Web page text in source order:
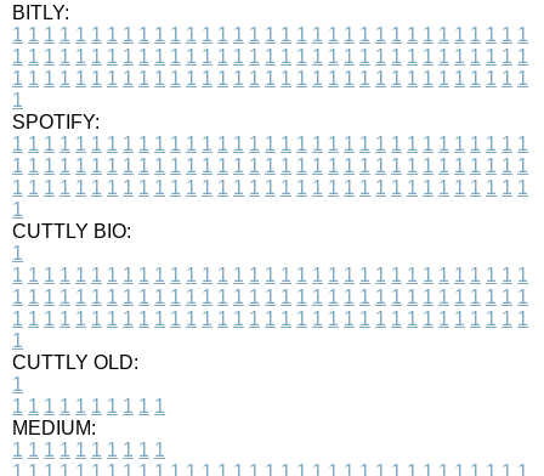
BITLY:
1 1 1 1 1 1 1 1 1 1 1 1 1 1 1 1 1 1 1 1 1 1 1 1 1 1 1 1 1 1 1 1 1
1 1 1 1 1 1 1 1 1 1 1 1 1 1 1 1 1 1 1 1 1 1 1 1 1 1 1 1 1 1 1 1 1
1 1 1 1 1 1 1 1 1 1 1 1 1 1 1 1 1 1 1 1 1 1 1 1 1 1 1 1 1 1 1 1 1
1
SPOTIFY:
1 1 1 1 1 1 1 1 1 1 1 1 1 1 1 1 1 1 1 1 1 1 1 1 1 1 1 1 1 1 1 1 1
1 1 1 1 1 1 1 1 1 1 1 1 1 1 1 1 1 1 1 1 1 1 1 1 1 1 1 1 1 1 1 1 1
1 1 1 1 1 1 1 1 1 1 1 1 1 1 1 1 1 1 1 1 1 1 1 1 1 1 1 1 1 1 1 1 1
1
CUTTLY BIO:
1
1 1 1 1 1 1 1 1 1 1 1 1 1 1 1 1 1 1 1 1 1 1 1 1 1 1 1 1 1 1 1 1 1
1 1 1 1 1 1 1 1 1 1 1 1 1 1 1 1 1 1 1 1 1 1 1 1 1 1 1 1 1 1 1 1 1
1 1 1 1 1 1 1 1 1 1 1 1 1 1 1 1 1 1 1 1 1 1 1 1 1 1 1 1 1 1 1 1 1
1
CUTTLY OLD:
1
1 1 1 1 1 1 1 1 1 1
MEDIUM:
1 1 1 1 1 1 1 1 1 1
1 1 1 1 1 1 1 1 1 1 1 1 1 1 1 1 1 1 1 1 1 1 1 1 1 1 1 1 1 1 1 1 1